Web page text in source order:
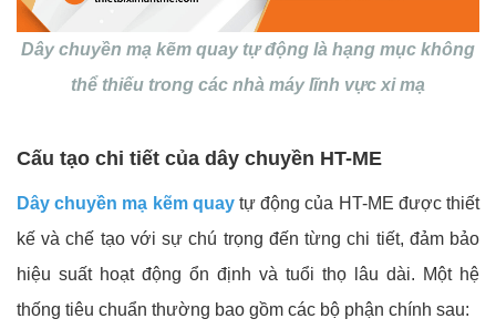
Dây chuyền mạ kẽm quay tự động là hạng mục không
thể thiếu trong các nhà máy lĩnh vực xi mạ
Cấu tạo chi tiết của dây chuyền HT-ME
Dây chuyền mạ kẽm quaytự động của HT-ME được thiết
kế và chế tạo với sự chú trọng đến từng chi tiết, đảm bảo
hiệu suất hoạt động ổn định và tuổi thọ lâu dài. Một hệ
thống tiêu chuẩn thường bao gồm các bộ phận chính sau: